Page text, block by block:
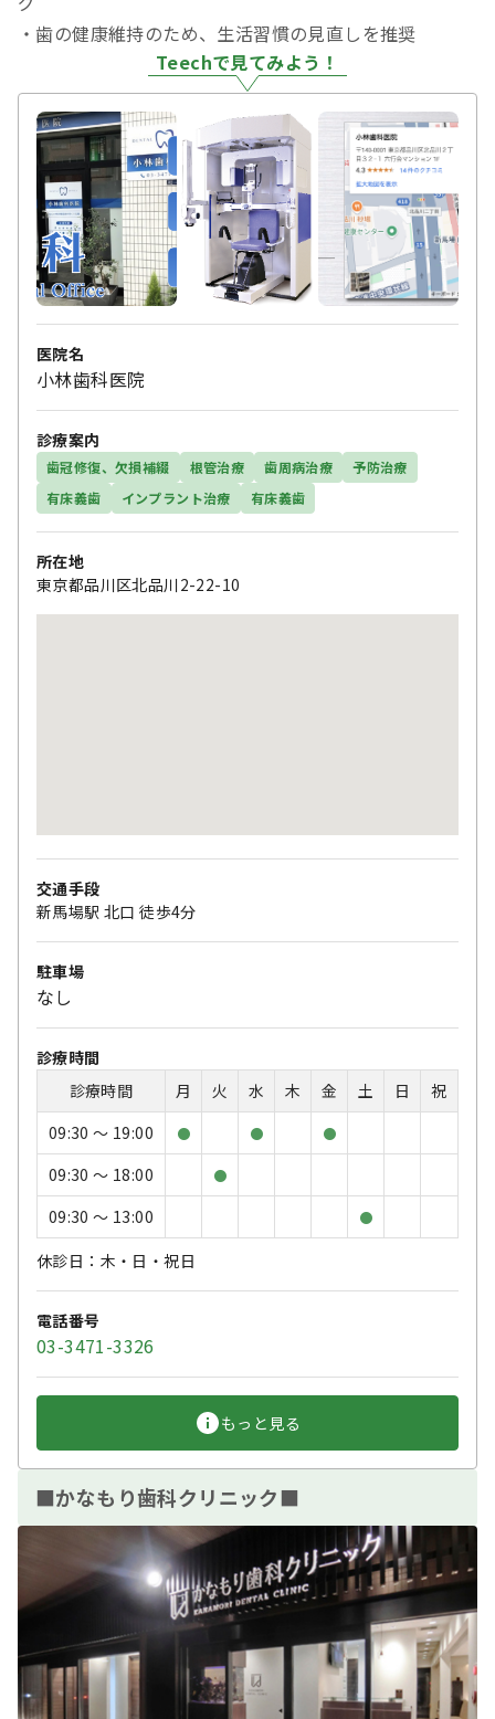
・歯の健康維持のため、生活習慣の見直しを推奨
Teechで見てみよう！
医院名
小林歯科医院
診療案内
歯冠修復、欠損補綴 根管治療 歯周病治療
予防治療
有床義歯
インプラント治療 有床義歯
所在地
東京都品川区北品川2-22-10
交通手段
新馬場駅 北口 徒歩4分
駐車場
なし
診療時間
診療時間
月 火 水 木 金 土 日
祝
09:30 〜 19:00
● ● ●
09:30 〜 18:00 ●
09:30 〜 13:00 ●
休診日：木・日・祝日
電話番号
03-3471-3326
もっと見る
■かなもり歯科クリニック■